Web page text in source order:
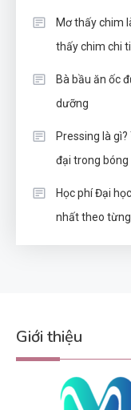
Mơ thấy chim
thấy chim chi
Bà bầu ăn ốc
dưỡng
Pressing là
đại trong bóng
Học phí Đại
nhất theo
Giới thiệu